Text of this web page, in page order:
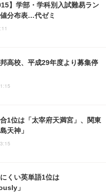
】学部・学科別入試難易ラン
分布表…代ゼミ
高校、平成29年度より募集停
1位は「太宰府天満宮」、関東
天神」
くい英単語1位は
」